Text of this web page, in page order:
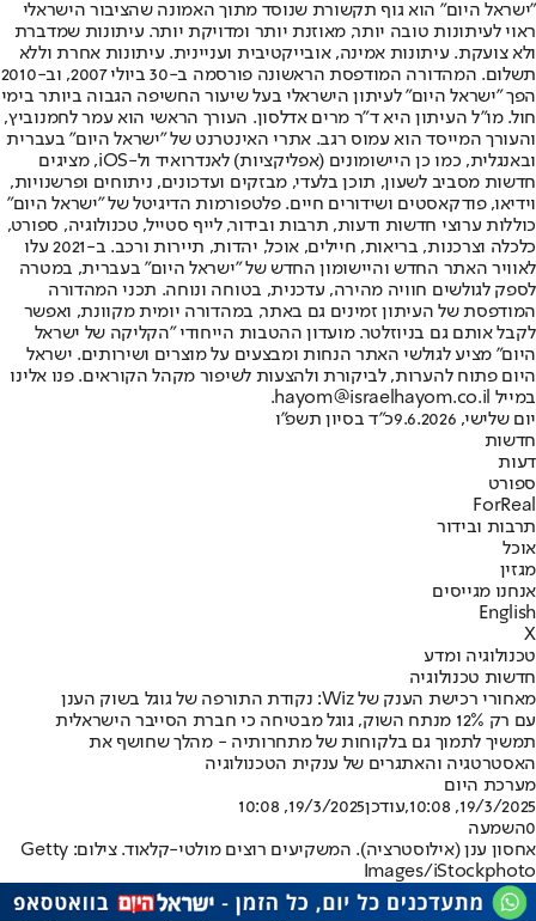
"ישראל היום" הוא גוף תקשורת שנוסד מתוך האמונה שהציבור הישראלי
ראוי לעיתונות טובה יותר, מאוזנת יותר ומדויקת יותר. עיתונות שמדברת
ולא צועקת. עיתונות אמינה, אובייקטיבית ועניינית. עיתונות אחרת וללא
תשלום. המהדורה המודפסת הראשונה פורסמה ב-30 ביולי 2007, וב-2010
הפך "ישראל היום" לעיתון הישראלי בעל שיעור החשיפה הגבוה ביותר בימי
חול. מו"ל העיתון היא ד"ר מרים אדלסון. העורך הראשי הוא עמר לחמנוביץ,
והעורך המייסד הוא עמוס רגב. אתרי האינטרנט של "ישראל היום" בעברית
ובאנגלית, כמו כן היישומונים (אפליקציות) לאנדרואיד ול-iOS, מציגים
חדשות מסביב לשעון, תוכן בלעדי, מבזקים ועדכונים, ניתוחים ופרשנויות,
וידיאו, פודקאסטים ושידורים חיים. פלטפורמות הדיגיטל של "ישראל היום"
כוללות ערוצי חדשות ודעות, תרבות ובידור, לייף סטייל, טכנולוגיה, ספורט,
כלכלה וצרכנות, בריאות, חיילים, אוכל, יהדות, תיירות ורכב. ב-2021 עלו
לאוויר האתר החדש והיישומון החדש של "ישראל היום" בעברית, במטרה
לספק לגולשים חוויה מהירה, עדכנית, בטוחה ונוחה. תכני המהדורה
המודפסת של העיתון זמינים גם באתר, במהדורה יומית מקוונת, ואפשר
לקבל אותם גם בניוזלטר. מועדון ההטבות הייחודי "הקליקה של ישראל
היום" מציע לגולשי האתר הנחות ומבצעים על מוצרים ושירותים. ישראל
היום פתוח להערות, לביקורת ולהצעות לשיפור מקהל הקוראים. פנו אלינו
במייל hayom@israelhayom.co.il.
יום שלישי, 9.6.2026
כ"ד בסיון תשפ"ו
חדשות
דעות
ספורט
ForReal
תרבות ובידור
אוכל
מגזין
אנחנו מגייסים
English
X
טכנולוגיה ומדע
חדשות טכנולוגיה
מאחורי רכישת הענק של Wiz: נקודת התורפה של גוגל בשוק הענן
עם רק 12% מנתח השוק, גוגל מבטיחה כי חברת הסייבר הישראלית
תמשיך לתמוך גם בלקוחות של מתחרותיה - מהלך שחושף את
האסטרטגיה והאתגרים של ענקית הטכנולוגיה
מערכת היום
19/3/2025, 10:08
,עודכן19/3/2025, 10:08
0השמעה
אחסון ענן (אילוסטרציה). המשקיעים רוצים מולטי-קלאוד. צילום: Getty
Images/iStockphoto